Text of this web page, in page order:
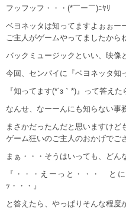
フッフッフ・・・(*￣ー￣)ﾆﾔﾘ
ベヨネッタは知ってますよぉぉー
ご主人がゲームやってましたから
バックミュージックといい、映
今回、センパイに『ベヨネッタ知
『知ってます(*´з｀*)』って答え
なんせ、なーーんにも知らない事
まさかだったんだと思いますけど
ゲーム狂いのご主人のおかげでご
まぁ・・・そうはいっても、どん
『・・・えーっと・・・ と
ｯ・・・』
と答えたら、やっぱりそんな程度